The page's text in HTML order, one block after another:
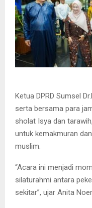
Ketua DPRD Sumsel
serta bersama para
sholat Isya dan
untuk kemakmuran
muslim.
“Acara ini menjadi
silaturahmi antara
sekitar”, ujar Anita